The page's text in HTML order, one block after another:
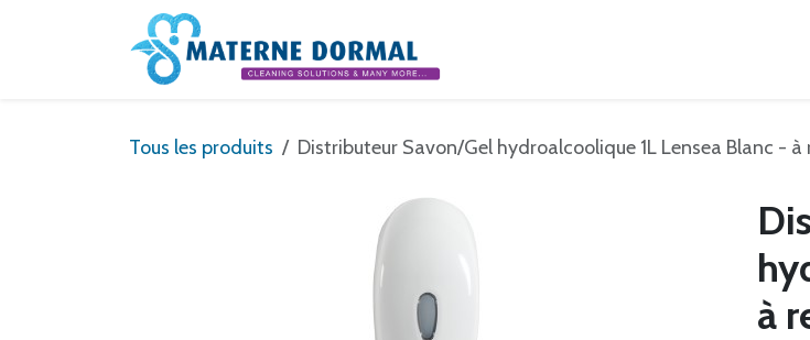
Se rendre au contenu
Tous les produits Distributeur Savon/Gel hydroalcoolique 1L Lensea Blanc - à
à